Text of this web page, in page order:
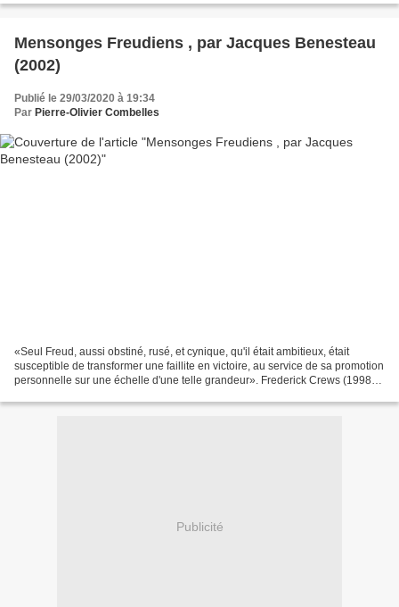
Mensonges Freudiens , par Jacques Benesteau
(2002)
Publié le 29/03/2020 à 19:34
Par Pierre-Olivier Combelles
«Seul Freud, aussi obstiné, rusé, et cynique, qu'il était ambitieux, était
susceptible de transformer une faillite en victoire, au service de sa promotion
personnelle sur une échelle d'une telle grandeur». Frederick Crews (1998).
Publicité